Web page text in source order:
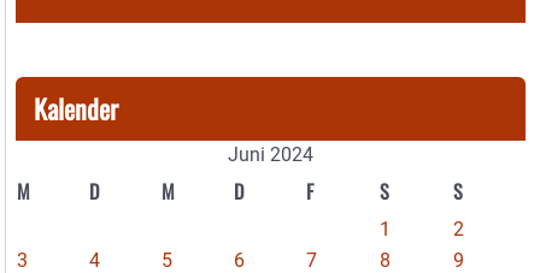
Kalender
Juni 2024
M D M D F S S
1
2
3
4 5 6 7 8
9